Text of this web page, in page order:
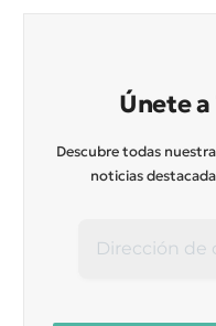
Únete
Descubre todas
noticias